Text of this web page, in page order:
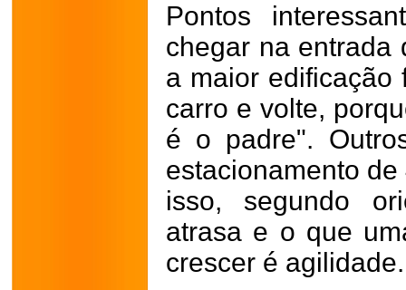
Pontos
chegar na entrada
a maior
carro e volte,
é o padre".
estacionamento
isso, segundo
atrasa e o que
crescer é agilidade.